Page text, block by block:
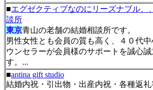
■エグゼクティブなのにリーズナブル、
談所
東京青山の老舗の結婚相談所です。
男性女性とも会員の質も高く、４０代
ウンセラーが会員様のサポートを誠心
す。...
■antina gift studio
結婚内祝・引出物・出産内祝・各種返